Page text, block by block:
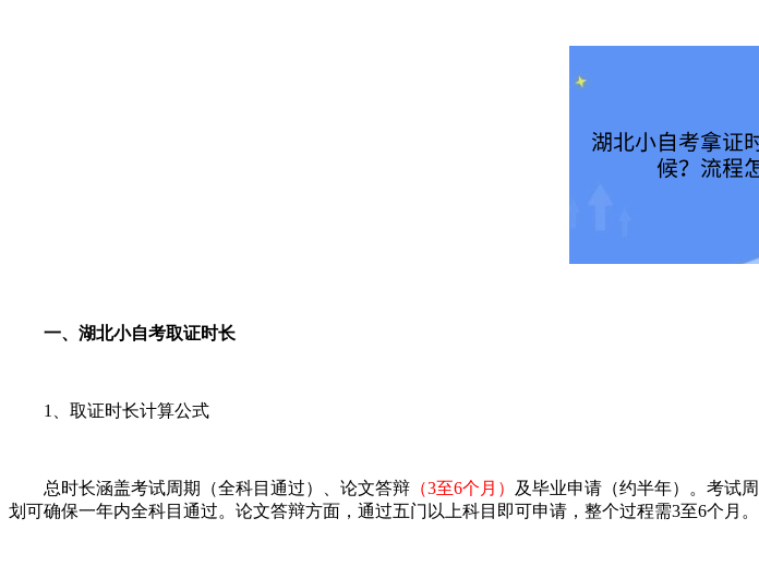
一、湖北小自考取证时长
1、取证时长计算公式
总时长涵盖考试周期（全科目通过）、论文答辩 （3至6个月） 及毕业申请（约半年）。考试
划可确保一年内全科目通过。论文答辩方面，通过五门以上科目即可申请，整个过程需3至6个月。